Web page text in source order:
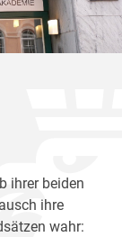
ihrer beiden
ihre
wahr: